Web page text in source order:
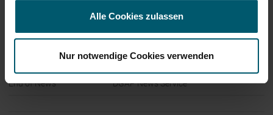
Alle Cookies zulassen
Nur notwendige Cookies verwenden
End of News DGAP News Service